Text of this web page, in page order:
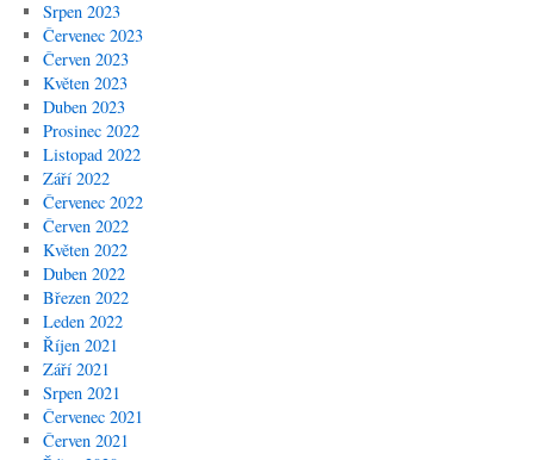
Srpen 2023
Červenec 2023
Červen 2023
Květen 2023
Duben 2023
Prosinec 2022
Listopad 2022
Září 2022
Červenec 2022
Červen 2022
Květen 2022
Duben 2022
Březen 2022
Leden 2022
Říjen 2021
Září 2021
Srpen 2021
Červenec 2021
Červen 2021